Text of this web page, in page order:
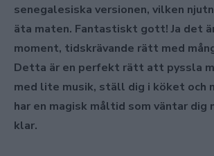
senegalesiska versionen, vilken
äta maten. Fantastiskt gott! Ja det
moment, tidskrävande rätt med
Detta är en perfekt rätt att pyssla
med lite musik, ställ dig i köket och
har en magisk måltid som väntar dig
klar.